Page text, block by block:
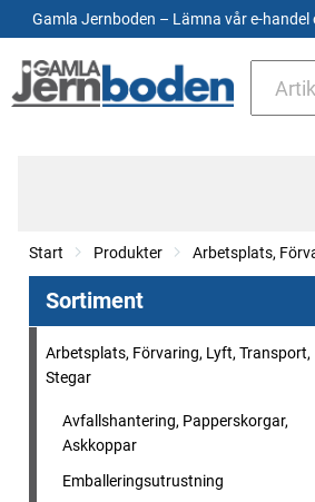
Gamla Jernboden – Lämna vår e-
Start Produkter Arbetsplats,
Sortiment
Arbetsplats, Förvaring, Lyft, Transport,
Stegar
Avfallshantering, Papperskorgar,
Askkoppar
Emballeringsutrustning